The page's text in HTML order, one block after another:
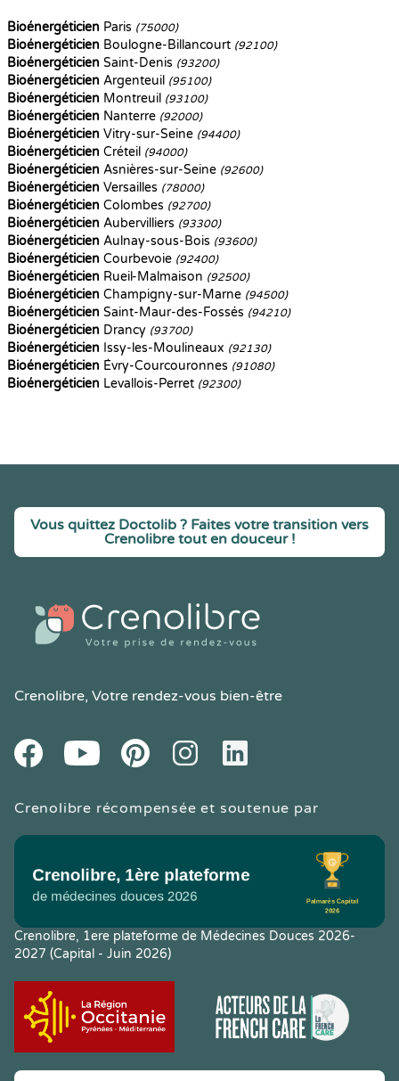
Bioénergéticien Paris (75000)
Bioénergéticien Boulogne-Billancourt (92100)
Bioénergéticien Saint-Denis (93200)
Bioénergéticien Argenteuil (95100)
Bioénergéticien Montreuil (93100)
Bioénergéticien Nanterre (92000)
Bioénergéticien Vitry-sur-Seine (94400)
Bioénergéticien Créteil (94000)
Bioénergéticien Asnières-sur-Seine (92600)
Bioénergéticien Versailles (78000)
Bioénergéticien Colombes (92700)
Bioénergéticien Aubervilliers (93300)
Bioénergéticien Aulnay-sous-Bois (93600)
Bioénergéticien Courbevoie (92400)
Bioénergéticien Rueil-Malmaison (92500)
Bioénergéticien Champigny-sur-Marne (94500)
Bioénergéticien Saint-Maur-des-Fossés (94210)
Bioénergéticien Drancy (93700)
Bioénergéticien Issy-les-Moulineaux (92130)
Bioénergéticien Évry-Courcouronnes (91080)
Bioénergéticien Levallois-Perret (92300)
Vous quittez Doctolib ? Faites votre transition vers
Crenolibre tout en douceur !
Crenolibre, Votre rendez-vous bien-être
FacebookYoutube PinteresetInstagramLinkedIn
Crenolibre récompensée et soutenue par
Crenolibre, 1ere plateforme de Médecines Douces 2026-
2027 (Capital - Juin 2026)